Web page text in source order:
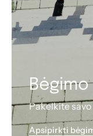
Pakelkite
Apsipirkti